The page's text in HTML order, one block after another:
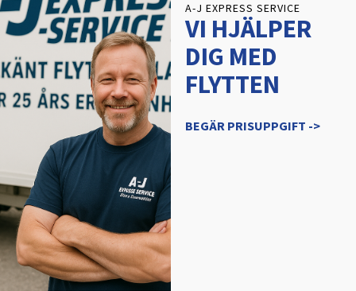
A-J EXPRESS SERVICE
VI HJÄLPER
DIG MED
FLYTTEN
BEGÄR PRISUPPGIFT ->